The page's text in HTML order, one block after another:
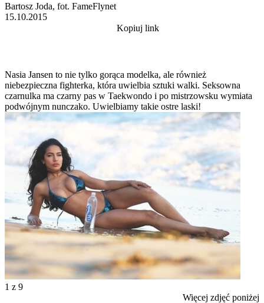
Bartosz Joda, fot. FameFlynet
15.10.2015
Kopiuj link
Nasia Jansen to nie tylko gorąca modelka, ale również
niebezpieczna fighterka, która uwielbia sztuki walki. Seksowna
czarnulka ma czarny pas w Taekwondo i po mistrzowsku wymiata
podwójnym nunczako. Uwielbiamy takie ostre laski!
1 z 9
Więcej zdjęć poniżej